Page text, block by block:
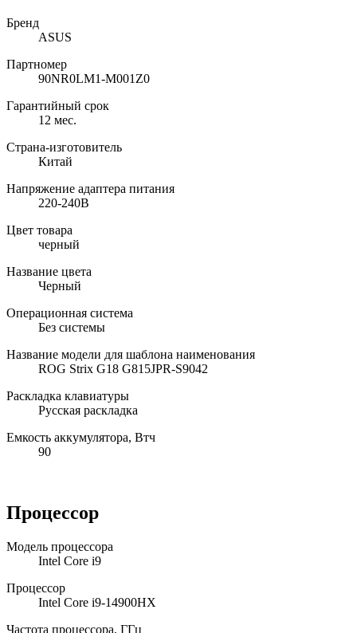
Бренд
ASUS
Партномер
90NR0LM1-M001Z0
Гарантийный срок
12 мес.
Страна-изготовитель
Китай
Напряжение адаптера питания
220-240В
Цвет товара
черный
Название цвета
Черный
Операционная система
Без системы
Название модели для шаблона наименования
ROG Strix G18 G815JPR-S9042
Раскладка клавиатуры
Русская раскладка
Емкость аккумулятора, Втч
90
Процессор
Модель процессора
Intel Core i9
Процессор
Intel Core i9-14900HX
Частота процессора, ГГц